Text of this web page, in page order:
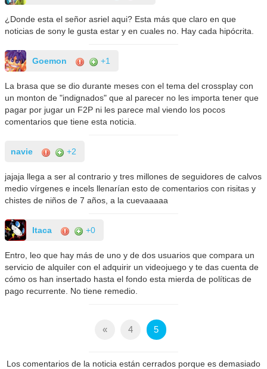
¿Donde esta el señor asriel aqui? Esta más que claro en que
noticias de sony le gusta estar y en cuales no. Hay cada hipócrita.
Goemon +1
La brasa que se dio durante meses con el tema del crossplay con
un monton de "indignados" que al parecer no les importa tener que
pagar por jugar un F2P ni les parece mal viendo los pocos
comentarios que tiene esta noticia.
navie +2
jajaja llega a ser al contrario y tres millones de seguidores de calvos
medio vírgenes e incels llenarían esto de comentarios con risitas y
chistes de niños de 7 años, a la cuevaaaaa
Itaca +0
Entro, leo que hay más de uno y de dos usuarios que compara un
servicio de alquiler con el adquirir un videojuego y te das cuenta de
cómo os han insertado hasta el fondo esta mierda de políticas de
pago recurrente. No tiene remedio.
« 4 5
Los comentarios de la noticia están cerrados porque es demasiado